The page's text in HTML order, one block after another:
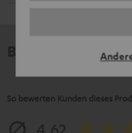
Bewertungen
So bewerten Kunden dieses